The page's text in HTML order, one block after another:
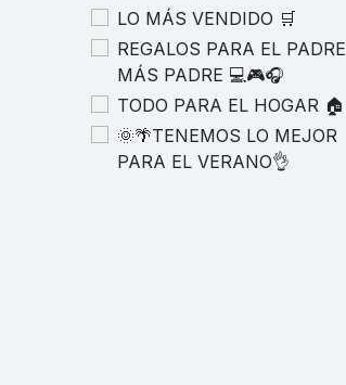
LO MÁS VENDIDO 🛒
REGALOS PARA EL PADRE
MÁS PADRE 💻🎮🎧
TODO PARA EL HOGAR 🏠
🌞🌴TENEMOS LO MEJOR
PARA EL VERANO👌